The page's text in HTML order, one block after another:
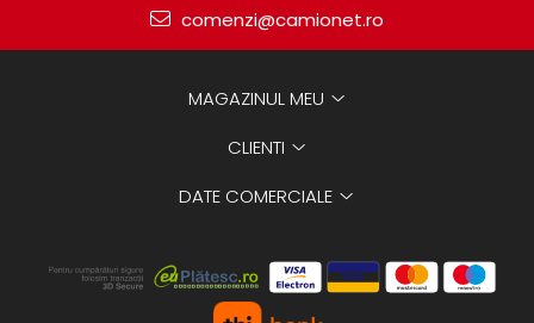
comenzi@camionet.ro
MAGAZINUL MEU
CLIENTI
DATE COMERCIALE